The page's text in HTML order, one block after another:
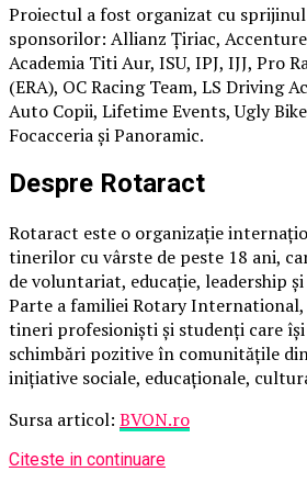
Proiectul a fost organizat cu
sponsorilor: Allianz Țiriac,
Academia Titi Aur, ISU, IPJ, IJJ, Pro
(ERA), OC Racing Team, LS Driving
Auto Copii, Lifetime Events, Ugly
Focacceria și Panoramic.
Despre Rotaract
Rotaract este o organizație
tinerilor cu vârste de peste 18 ani,
de voluntariat, educație, leadership
Parte a familiei Rotary
tineri profesioniști și studenți care
schimbări pozitive în comunitățile
inițiative sociale, educaționale,
Sursa articol: BVON.ro
Citeste in continuare